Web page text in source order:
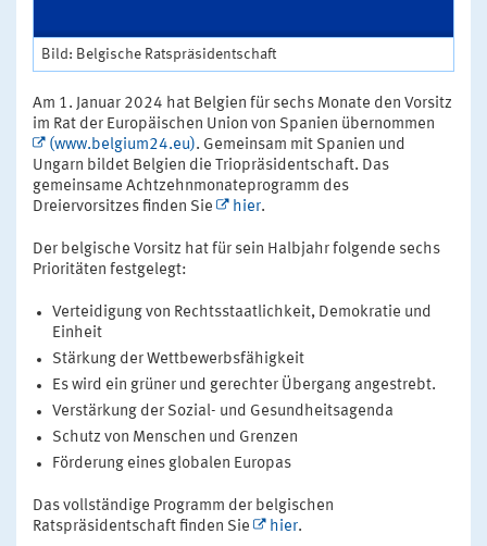
Bild: Belgische Ratspräsidentschaft
Am 1. Januar 2024 hat Belgien für sechs Monate den Vorsitz
im Rat der Europäischen Union von Spanien übernommen
(www.belgium24.eu). Gemeinsam mit Spanien und
Ungarn bildet Belgien die Triopräsidentschaft. Das
gemeinsame Achtzehnmonateprogramm des
Dreiervorsitzes finden Sie
hier.
Der belgische Vorsitz hat für sein Halbjahr folgende sechs
Prioritäten festgelegt:
Verteidigung von Rechtsstaatlichkeit, Demokratie und
Einheit
Stärkung der Wettbewerbsfähigkeit
Es wird ein grüner und gerechter Übergang angestrebt.
Verstärkung der Sozial- und Gesundheitsagenda
Schutz von Menschen und Grenzen
Förderung eines globalen Europas
Das vollständige Programm der belgischen
Ratspräsidentschaft finden Sie
hier.